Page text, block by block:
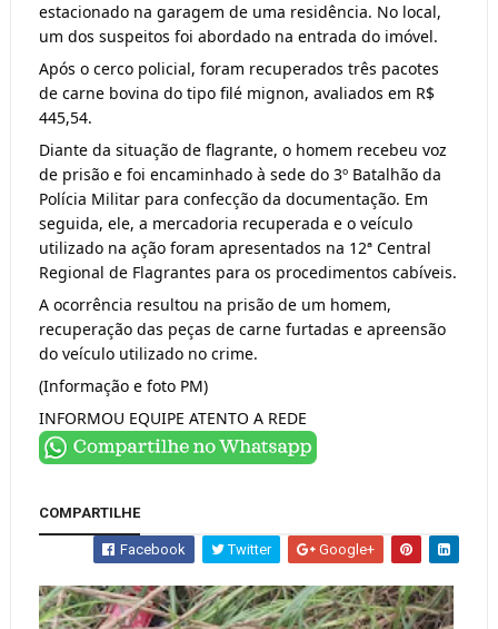
estacionado na garagem de uma residência. No local,
um dos suspeitos foi abordado na entrada do imóvel.
Após o cerco policial, foram recuperados três pacotes
de carne bovina do tipo filé mignon, avaliados em R$
445,54.
Diante da situação de flagrante, o homem recebeu voz
de prisão e foi encaminhado à sede do 3º Batalhão da
Polícia Militar para confecção da documentação. Em
seguida, ele, a mercadoria recuperada e o veículo
utilizado na ação foram apresentados na 12ª Central
Regional de Flagrantes para os procedimentos cabíveis.
A ocorrência resultou na prisão de um homem,
recuperação das peças de carne furtadas e apreensão
do veículo utilizado no crime.
(Informação e foto PM)
INFORMOU EQUIPE ATENTO A REDE
COMPARTILHE
Facebook Twitter Google+